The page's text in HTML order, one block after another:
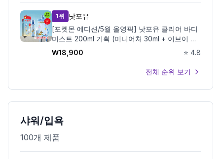
1위
낫포유
[포켓몬 에디션/5월 올영픽] 낫포유 클리어 바디
미스트 200ml 기획 (미니어처 30ml + 이브이 방
수팩)
₩18,900 ⭐ 4.8
전체 순위 보기
샤워/입욕
100개 제품